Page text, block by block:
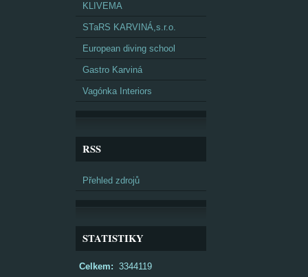
KLIVEMA
STaRS KARVINÁ,s.r.o.
European diving school
Gastro Karviná
Vagónka Interiors
RSS
Přehled zdrojů
STATISTIKY
Celkem: 3344119